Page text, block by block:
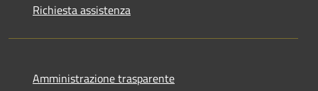
Richiesta assistenza
Amministrazione trasparente